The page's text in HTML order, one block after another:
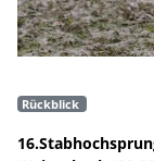
Rückblick